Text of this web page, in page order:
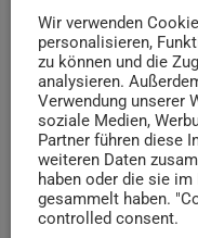
weiter für Ärger bei
Volksfreund
zunehmend
anderem Sperrungen
Arbeiten an Wasser-,
Verantwortlichen
bewusst
Anwohner sowie
können
Wir verwenden
personalisieren,
zu können und die
analysieren.
Verwendung unserer
soziale Medien,
Partner führen diese
weiteren Daten
haben oder die sie
gesammelt haben.
controlled consent.